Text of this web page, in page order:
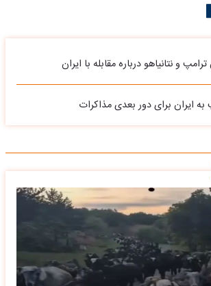
و نتانیاهو درباره مقابله با ایران
به ایران برای دور بعدی مذاکرات